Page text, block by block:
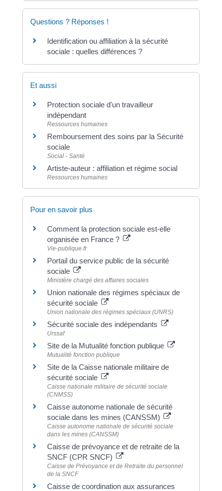
Questions ? Réponses !
Identification ou affiliation à la sécurité
sociale : quelles différences ?
Et aussi
Protection sociale d'un travailleur
indépendant
Ressources humaines
Remboursement des soins par la Sécurité
sociale
Social - Santé
Artiste-auteur : affiliation et régime social
Ressources humaines
Pour en savoir plus
Comment la protection sociale est-elle
organisée en France ?
Vie-publique.fr
Portail du service public de la sécurité
sociale
Ministère chargé des affaires sociales
Union nationale des régimes spéciaux de
sécurité sociale
Union nationale des régimes spéciaux (UNRS)
Sécurité sociale des indépendants
Urssaf
Site de la Mutualité fonction publique
Mutualité fonction publique
Site de la Caisse nationale militaire de
sécurité sociale
Caisse nationale militaire de sécurité sociale
(CNMSS)
Caisse autonome nationale de sécurité
sociale dans les mines (CANSSM)
Caisse autonome nationale de sécurité sociale
dans les mines (CANSSM)
Caisse de prévoyance et de retraite de la
SNCF (CPR SNCF)
Caisse de Prévoyance et de Retraite du personnel
de la SNCF
Caisse de coordination aux assurances